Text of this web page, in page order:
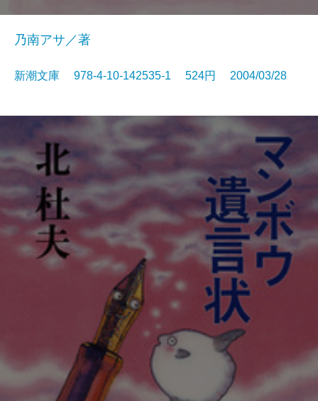
乃南アサ／著
新潮文庫 978-4-10-142535-1 524円 2004/03/28